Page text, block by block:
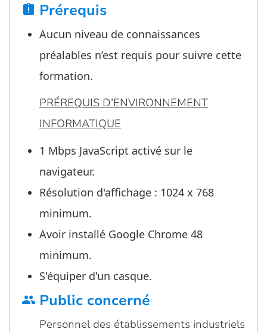
assignment_late Prérequis
Aucun niveau de connaissances
préalables n’est requis pour suivre cette
formation.
PRÉREQUIS D’ENVIRONNEMENT
INFORMATIQUE
1 Mbps JavaScript activé sur le
navigateur.
Résolution d'affichage : 1024 x 768
minimum.
Avoir installé Google Chrome 48
minimum.
S'équiper d'un casque.
group Public concerné
Personnel des établissements industriels